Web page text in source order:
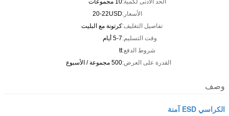
الحد الأدنى لكمية:10 مجموعات
الأسعار:20-22USD
تفاصيل التغليف:كرتونة مع البليت
وقت التسليم:5-7 أيام
شروط الدفع:tt
القدرة على العرض:500 مجموعة / الأسبوع
وصف
الكراسي ESD آمنة